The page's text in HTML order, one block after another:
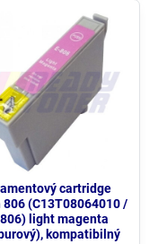
cartridge
806 (C13T08064010 /
light magenta
kompatibilný